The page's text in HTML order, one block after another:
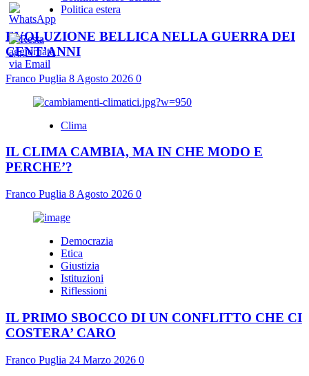
Politica estera
EVOLUZIONE BELLICA NELLA GUERRA DEI
CENT’ANNI
Franco Puglia 8 Agosto 2026 0
Clima
IL CLIMA CAMBIA, MA IN CHE MODO E
PERCHE’?
Franco Puglia 8 Agosto 2026 0
Democrazia
Etica
Giustizia
Istituzioni
Riflessioni
IL PRIMO SBOCCO DI UN CONFLITTO CHE CI
COSTERA’ CARO
Franco Puglia 24 Marzo 2026 0